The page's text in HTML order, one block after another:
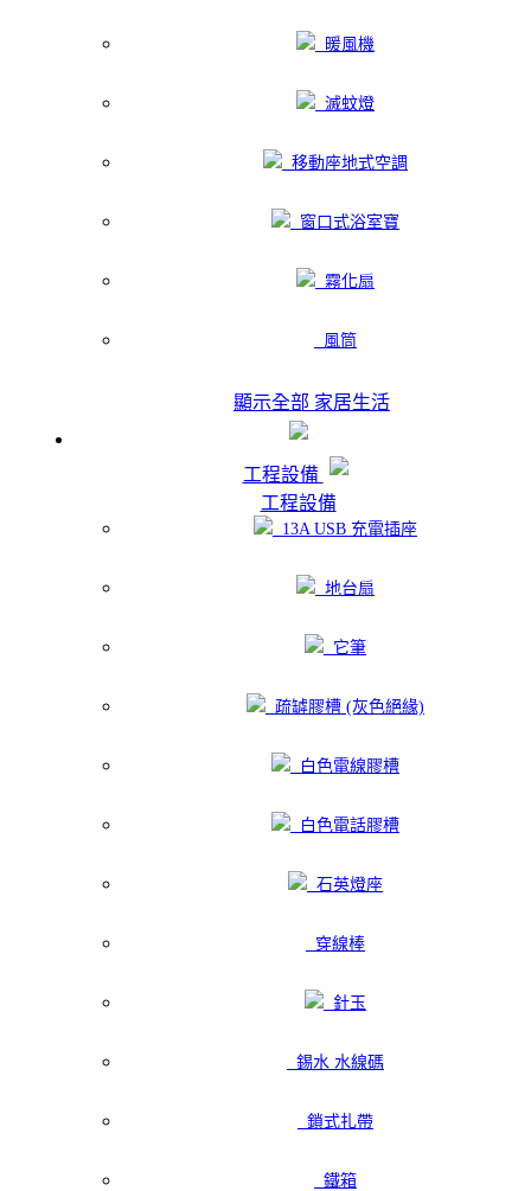
暖風機
滅蚊燈
移動座地式空調
窗口式浴室寶
霧化扇
風筒
顯示全部 家居生活
工程設備
工程設備
13A USB 充電插座
地台扇
它筆
疏罅膠槽 (灰色絕緣)
白色電線膠槽
白色電話膠槽
石英燈座
穿線棒
針玉
錫水 水線碼
鎖式扎帶
鐵箱